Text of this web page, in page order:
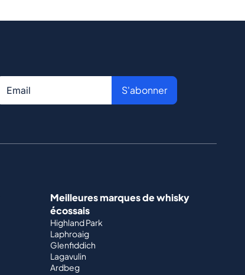
S'abonner
Meilleures marques de whisky
écossais
Highland Park
Laphroaig
Glenfiddich
Lagavulin
Ardbeg